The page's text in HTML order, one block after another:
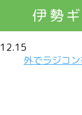
伊勢
12.15
外でラジコ